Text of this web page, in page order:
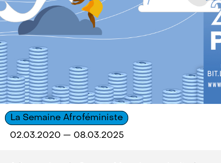
La Semaine Afroféministe
02.03.2020 — 08.03.2025